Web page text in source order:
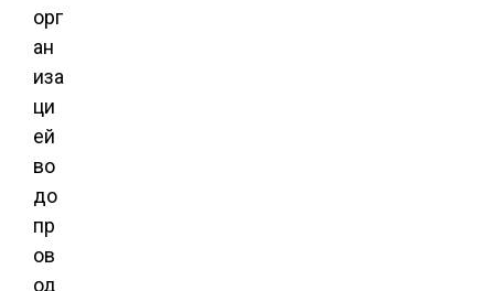
орг
ан
иза
ци
ей
во
до
пр
ов
од